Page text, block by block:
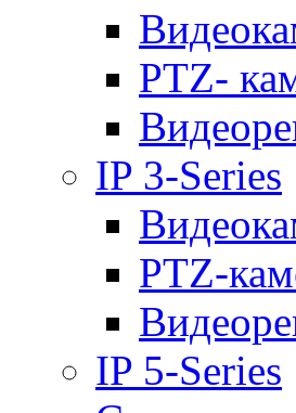
PTZ-
IP 3-Series
PTZ-
IP 5-Series